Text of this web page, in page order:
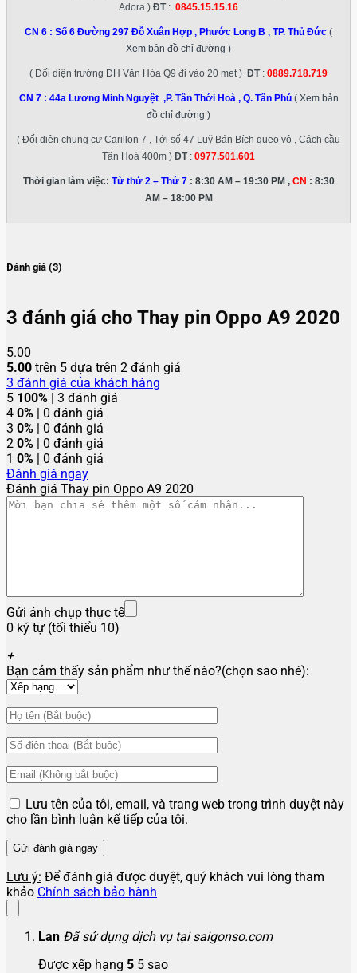
Adora ) ĐT: 0845.15.15.16
CN 6 : Số 6 Đường 297 Đỗ Xuân Hợp , Phước Long B , TP. Thủ Đức (
Xem bản đồ chỉ đường )
( Đối diện trường ĐH Văn Hóa Q9 đi vào 20 met ) ĐT: 0889.718.719
CN 7 : 44a Lương Minh Nguyệt ,P. Tân Thới Hoà , Q. Tân Phú ( Xem bản
đồ chỉ đường )
( Đối diện chung cư Carillon 7 , Tới số 47 Luỹ Bán Bích quẹo vô , Cách cầu
Tân Hoá 400m ) ĐT: 0977.501.601
Thời gian làm việc: Từ thứ 2 – Thứ 7: 8:30 AM – 19:30 PM , CN : 8:30
AM – 18:00 PM
Đánh giá (3)
3 đánh giá cho Thay pin Oppo A9 2020
5.00
5.00 trên 5 dựa trên 2 đánh giá
3 đánh giá của khách hàng
5 100% | 3 đánh giá
4 0% | 0 đánh giá
3 0% | 0 đánh giá
2 0% | 0 đánh giá
1 0% | 0 đánh giá
Đánh giá ngay
Đánh giá Thay pin Oppo A9 2020
Gửi ảnh chụp thực tế
0 ký tự (tối thiểu 10)
+
Bạn cảm thấy sản phẩm như thế nào?(chọn sao nhé):
Lưu tên của tôi, email, và trang web trong trình duyệt này
cho lần bình luận kế tiếp của tôi.
Lưu ý: Để đánh giá được duyệt, quý khách vui lòng tham
khảo Chính sách bảo hành
Lan Đã sử dụng dịch vụ tại saigonso.com
Được xếp hạng 5 5 sao